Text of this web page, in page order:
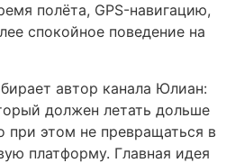
полёта, GPS-навигацию,
спокойное поведение на
автор канала Юлиан:
должен летать дольше
при этом не превращаться в
платформу. Главная идея